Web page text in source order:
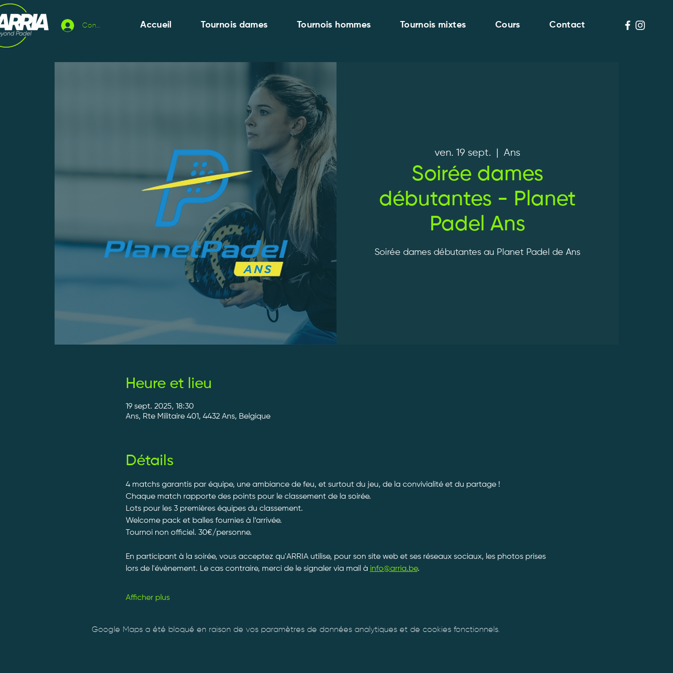
Connexion Accueil Tournois dames Tournois hommes Tournois mixtes Cours Contact
ven. 19 sept.
  |
Ans
Soirée dames
débutantes - Planet
Padel Ans
Soirée dames débutantes au Planet Padel de Ans
Heure et lieu
19 sept. 2025, 18:30
Ans, Rte Militaire 401, 4432 Ans, Belgique
Détails
4 matchs garantis par équipe, une ambiance de feu, et surtout du jeu, de la convivialité et du partage !
Chaque match rapporte des points pour le classement de la soirée.
Lots pour les 3 premières équipes du classement.
Welcome pack et balles fournies à l’arrivée.
Tournoi non officiel. 30€/personne.
En participant à la soirée, vous acceptez qu'ARRIA utilise, pour son site web et ses réseaux sociaux, les photos prises
lors de l'évènement. Le cas contraire, merci de le signaler via mail à info@arria.be.
Afficher plus
Google Maps a été bloqué en raison de vos paramètres de données analytiques et de cookies fonctionnels.